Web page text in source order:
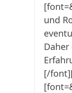
und
[/